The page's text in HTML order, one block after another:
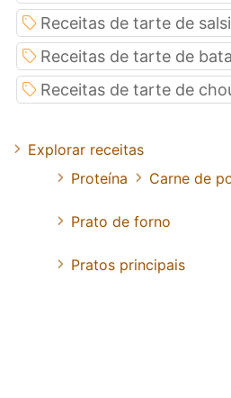
Receitas de tarte de
Receitas de tarte de
Receitas de tarte de
Explorar receitas
Proteína
Carne de
Prato de forno
Pratos principais